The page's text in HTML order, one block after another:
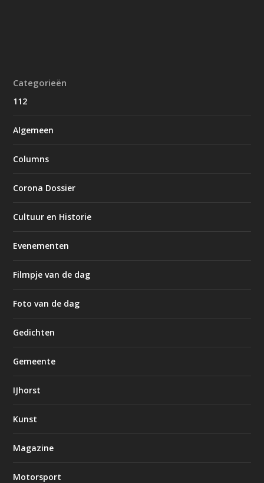
Categorieën
112
Algemeen
Columns
Corona Dossier
Cultuur en Historie
Evenementen
Filmpje van de dag
Foto van de dag
Gedichten
Gemeente
IJhorst
Kunst
Magazine
Motorsport